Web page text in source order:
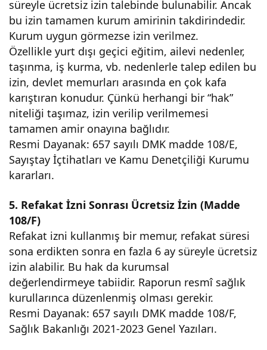
süreyle ücretsiz izin talebinde bulunabilir. Ancak
bu izin tamamen kurum amirinin takdirindedir.
Kurum uygun görmezse izin verilmez.
Özellikle yurt dışı geçici eğitim, ailevi nedenler,
taşınma, iş kurma, vb. nedenlerle talep edilen bu
izin, devlet memurları arasında en çok kafa
karıştıran konudur. Çünkü herhangi bir “hak”
niteliği taşımaz, izin verilip verilmemesi
tamamen amir onayına bağlıdır.
Resmi Dayanak: 657 sayılı DMK madde 108/E,
Sayıştay İçtihatları ve Kamu Denetçiliği Kurumu
kararları.
5. Refakat İzni Sonrası Ücretsiz İzin (Madde
108/F)
Refakat izni kullanmış bir memur, refakat süresi
sona erdikten sonra en fazla 6 ay süreyle ücretsiz
izin alabilir. Bu hak da kurumsal
değerlendirmeye tabiidir. Raporun resmî sağlık
kurullarınca düzenlenmiş olması gerekir.
Resmi Dayanak: 657 sayılı DMK madde 108/F,
Sağlık Bakanlığı 2021-2023 Genel Yazıları.